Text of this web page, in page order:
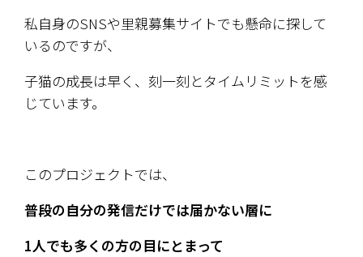
私自身のSNSや里親募集サイトでも懸命に探して
いるのですが、
子猫の成長は早く、刻一刻とタイムリミットを感
じています。
このプロジェクトでは、
普段の自分の発信だけでは届かない層に
1人でも多くの方の目にとまって